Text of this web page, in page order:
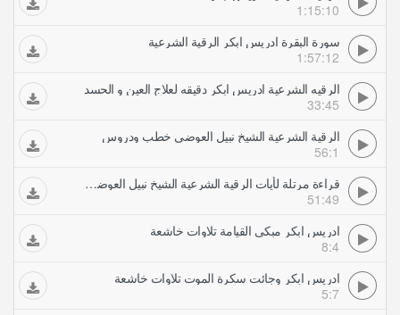
1:15:10
سورة البقرة ادريس ابكر الرقية الشرعية
1:57:12
الرقيه الشرعية ادريس ابكر دقيقه لعلاج العين و الحسد
33:45
الرقية الشرعية الشيخ نبيل العوضي خطب ودروس
56:1
قراءة مرتلة لأيات الرقية الشرعية الشيخ نبيل العوضي خطب ودروس
51:49
ادريس ابكر مبكي القيامة تلاوات خاشعة
8:4
ادريس ابكر وجائت سكرة الموت تلاوات خاشعة
5:7